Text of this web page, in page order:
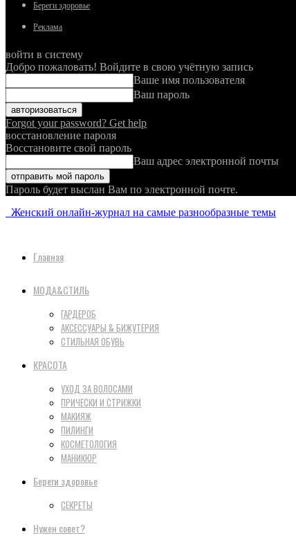
Береги здоровье
Реклама
войти в систему
Добро пожаловать! Войдите в свою учётную запись
Ваше имя пользователя
Ваш пароль
Forgot your password? Get help
восстановление пароля
Восстановите свой пароль
Ваш адрес электронной почты
Пароль будет выслан Вам по электронной почте.
Женский онлайн-журнал на самые разнообразные темы
Главная
МОДА&СТИЛЬ
ГАРДЕРОБ
АКСЕССУАРЫ & БИЖУТЕРИЯ
СТИЛЬНАЯ ОБУВЬ
КРАСОТА
УХОД ЗА ВОЛОСАМИ
ПРИЧЕСКИ И СТРИЖКИ
МАКИЯЖ
ПИЛИНГИ
КОСМЕТОЛОГИЯ
МАНИКЮР
Береги здоровье
СЕКРЕТЫ
Нужен совет?